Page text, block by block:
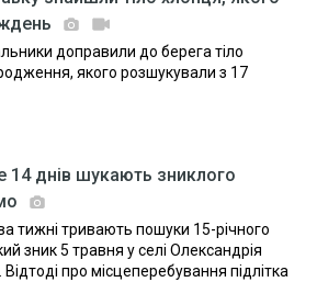
доправили до берега тіло
якого розшукували з 17
14 днів шукають зниклого
тижні тривають пошуки 15-річного
зник 5 травня у селі Олександрія
про місцеперебування підлітка